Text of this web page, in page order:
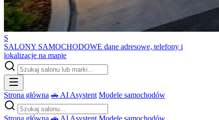
S
SALONY SAMOCHODOWE dane adresowe, telefony i
lokalizacje na mapie
Strona główna 🚗 AI Asystent Modele samochodów
Strona główna 🚗 AI Asystent Modele samochodów